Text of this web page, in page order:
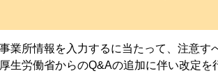
業所情報を入力するに当たって、注意す
生労働省からのQ&Aの追加に伴い改定を